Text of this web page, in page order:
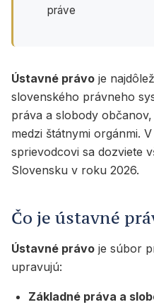
práve
Ústavné právo je
slovenského právneho
práva a slobody
medzi štátnymi orgánmi.
sprievodcovi sa dozviete
Slovensku v roku 2026.
Čo je ústavné
Ústavné právo je súbor
upravujú:
Základné práva a